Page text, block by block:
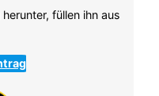
füllen ihn aus